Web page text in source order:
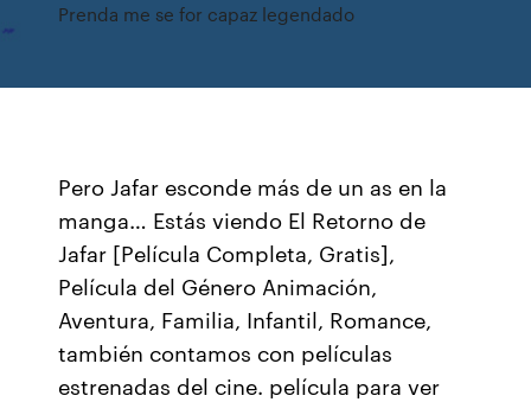
Prenda me se for capaz legendado
Pero Jafar esconde más de un as en la
manga… Estás viendo El Retorno de
Jafar [Película Completa, Gratis],
Película del Género Animación,
Aventura, Familia, Infantil, Romance,
también contamos con películas
estrenadas del cine. película para ver